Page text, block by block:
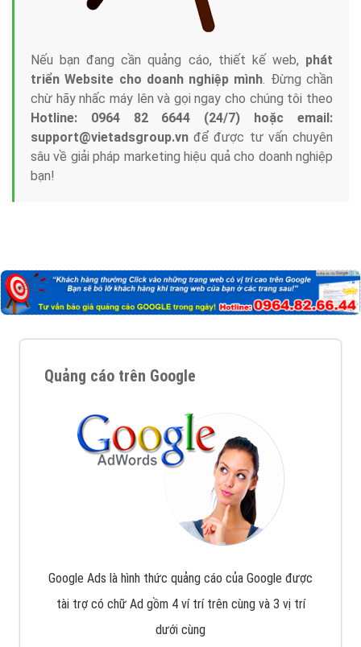
Web chuyên sâu trong nghề, được đào tạo bài bản tại
trung tâm marketing online uy tín hàng năm, luôn
lượng.
Nếu bạn đang cần quảng cáo, thiết kế web,phát
chừ hãy nhấc máy lên và gọi ngay cho chúng tôi theo
support@vietadsgroup.vnđể được tư vấn chuyên
sâu về giải pháp marketing hiệu quả cho doanh nghiệp